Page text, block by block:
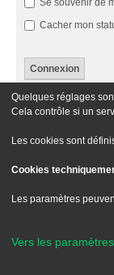
Se souvenir de
Cacher mon
Cette catégorie
Stylewe_universalcreated
Quelques réglages
Cela contrôle si un
Les cookies sont
Cookies
Les paramètres
Vers les